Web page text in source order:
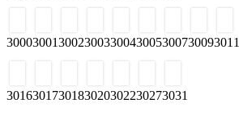
300030013002300330043005300730093011
3016301730183020302230273031